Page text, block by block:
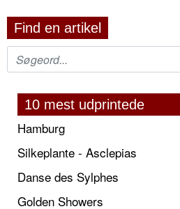
Find en artikel
10 mest udprintede
Hamburg
Silkeplante - Asclepias
Danse des Sylphes
Golden Showers